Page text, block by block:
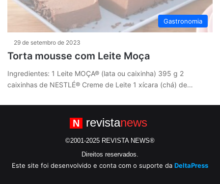
Gastronomia
29 de setembro de 2023
Torta mousse com Leite Moça
Ingredientes: 1 Leite MOÇA® (lata ou caixinha) 395 g 2
caixinhas de NESTLÉ® Creme de Leite 1 xícara (chá) de…
N revistanews
©2001-2025 REVISTA NEWS®
Direitos reservados.
Este site foi desenvolvido e conta com o suporte da DeltaPress